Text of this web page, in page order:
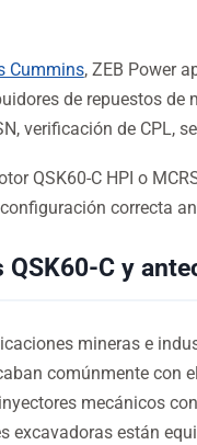
Cummins, ZEB Power
de repuestos de
verificación de CPL,
QSK60-C HPI o
correcta
QSK60-C y
mineras e
comúnmente con
mecánicos
excavadoras están